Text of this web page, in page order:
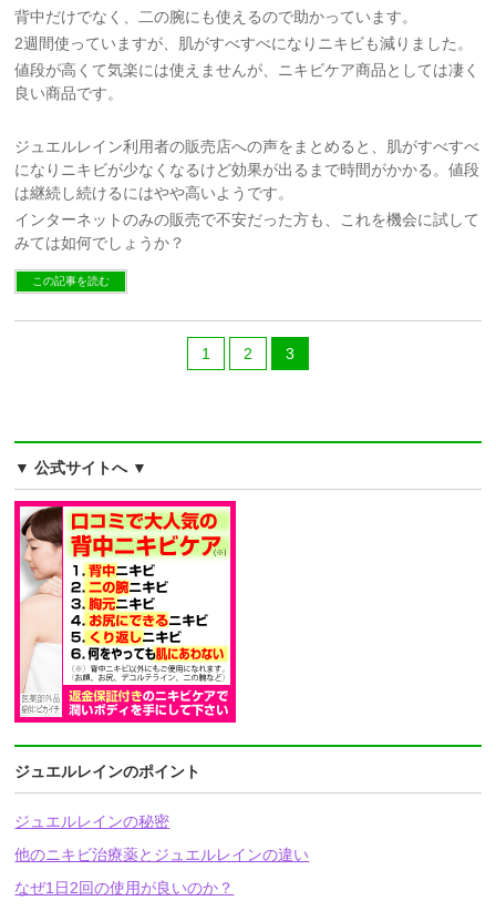
背中だけでなく、二の腕にも使えるので助かっています。
2週間使っていますが、肌がすべすべになりニキビも減りました。
値段が高くて気楽には使えませんが、ニキビケア商品としては凄く
良い商品です。
ジュエルレイン利用者の販売店への声をまとめると、肌がすべすべ
になりニキビが少なくなるけど効果が出るまで時間がかかる。値段
は継続し続けるにはやや高いようです。
インターネットのみの販売で不安だった方も、これを機会に試して
みては如何でしょうか？
この記事を読む
1 2 3
▼ 公式サイトへ ▼
ジュエルレインのポイント
ジュエルレインの秘密
他のニキビ治療薬とジュエルレインの違い
なぜ1日2回の使用が良いのか？